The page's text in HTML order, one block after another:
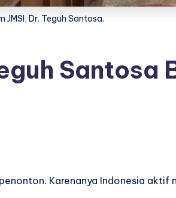
JMSI, Dr. Teguh Santosa.
Santosa
Karenanya Indonesia